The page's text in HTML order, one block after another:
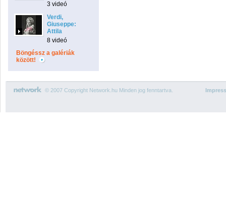
3 videó
Verdi,
Giuseppe:
Attila
8 videó
Böngéssz a galériák
között!
© 2007 Copyright Network.hu Minden jog fenntartva.